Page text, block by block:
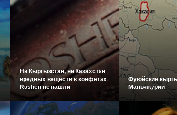
Ни Кыргызстан, ни Казахстан
вредных веществ в конфетах
Roshen не нашли
Фуюйские
Маньчжурии